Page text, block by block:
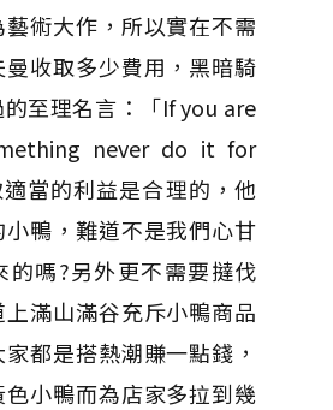
術大作，所以實在不需
收取多少費用，黑暗騎
至理名言：「If you are
never do it for
當的利益是合理的，他
鴨，難道不是我們心甘
的嗎?另外更不需要撻伐
滿山滿谷充斥小鴨商品
都是搭熱潮賺一點錢，
小鴨而為店家多拉到幾